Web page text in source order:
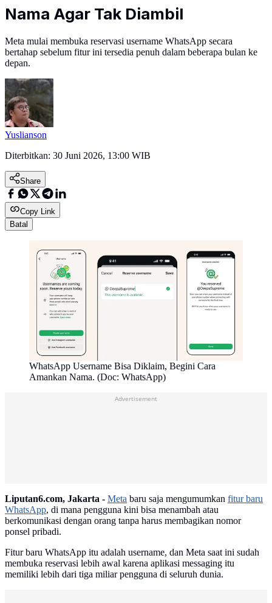
Nama Agar Tak Diambil
Meta mulai membuka reservasi username WhatsApp secara
bertahap sebelum fitur ini tersedia penuh dalam beberapa bulan ke
depan.
Yuslianson
Diterbitkan: 30 Juni 2026, 13:00 WIB
Share
Copy Link
Batal
WhatsApp Username Bisa Diklaim, Begini Cara
Amankan Nama. (Doc: WhatsApp)
Advertisement
Liputan6.com, Jakarta - Meta baru saja mengumumkan fitur baru
WhatsApp, di mana pengguna kini bisa menambah atau
berkomunikasi dengan orang tanpa harus membagikan nomor
ponsel pribadi.
Fitur baru WhatsApp itu adalah username, dan Meta saat ini sudah
membuka reservasi lebih awal karena aplikasi messaging itu
memiliki lebih dari tiga miliar pengguna di seluruh dunia.